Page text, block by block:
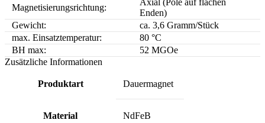
Magnetisierungsrichtung:
Axial (Pole auf flachen
Enden)
Gewicht:
ca. 3,6 Gramm/Stück
max. Einsatztemperatur:
80 °C
BH max:
52 MGOe
Zusätzliche Informationen
Produktart Dauermagnet
Material NdFeB